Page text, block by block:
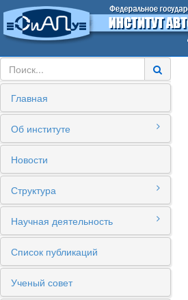
Главная
Об институте
Новости
Структура
Научная деятельность
Список публикаций
Ученый совет